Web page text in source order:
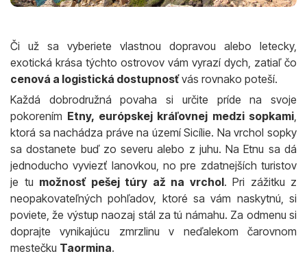
Či už sa vyberiete vlastnou dopravou alebo letecky,
exotická krása týchto ostrovov vám vyrazí dych, zatiaľ čo
cenová a logistická dostupnosťvás rovnako poteší.
Každá dobrodružná povaha si určite príde na svoje
pokorením Etny, európskej kráľovnej medzi sopkami,
ktorá sa nachádza práve na území Sicílie. Na vrchol sopky
sa dostanete buď zo severu alebo z juhu. Na Etnu sa dá
jednoducho vyviezť lanovkou, no pre zdatnejších turistov
je tu možnosť pešej túry až na vrchol. Pri zážitku z
neopakovateľných pohľadov, ktoré sa vám naskytnú, si
poviete, že výstup naozaj stál za tú námahu. Za odmenu si
doprajte vynikajúcu zmrzlinu v neďalekom čarovnom
mestečku Taormina.